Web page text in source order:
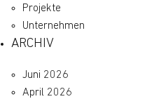
Projekte
Unternehmen
ARCHIV
Juni 2026
April 2026